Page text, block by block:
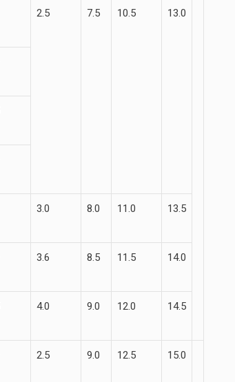
2.5 7.5 10.5 13.0
3.0 8.0 11.0 13.5
3.6 8.5 11.5 14.0
4.0 9.0 12.0 14.5
2.5 9.0 12.5 15.0